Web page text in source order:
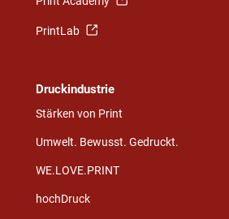
PrintLab
Druckindustrie
Stärken von Print
Umwelt. Bewusst. Gedruckt.
WE.LOVE.PRINT
hochDruck